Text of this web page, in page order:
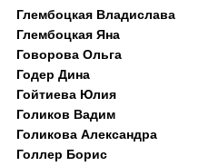
Глембоцкая Владислава
Глембоцкая Яна
Говорова Ольга
Годер Дина
Гойтиева Юлия
Голиков Вадим
Голикова Александра
Голлер Борис